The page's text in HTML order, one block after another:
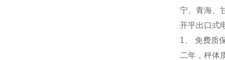
宁、青海、
开平出口式
1 、 免费
二年，秤体